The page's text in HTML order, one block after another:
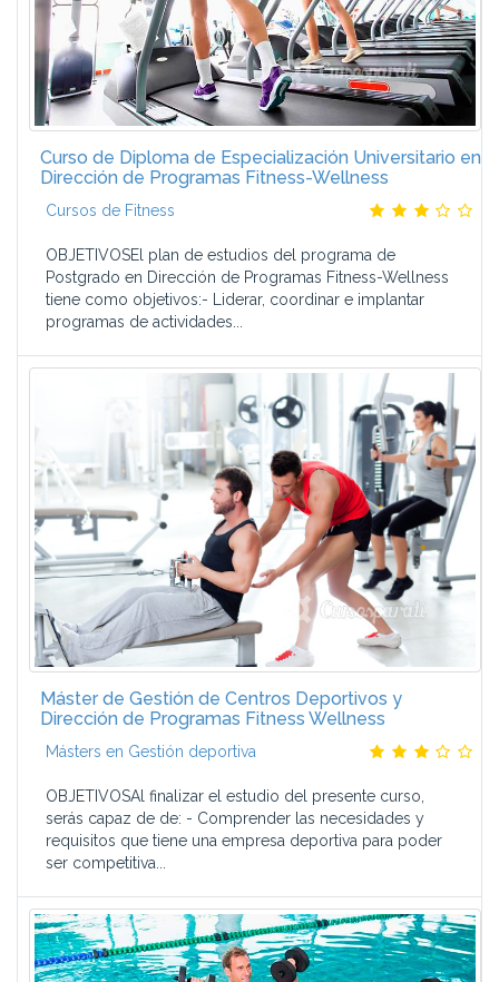
Curso de Diploma de Especialización Universitario en
Dirección de Programas Fitness-Wellness
Cursos de Fitness
OBJETIVOSEl plan de estudios del programa de
Postgrado en Dirección de Programas Fitness-Wellness
tiene como objetivos:- Liderar, coordinar e implantar
programas de actividades...
Máster de Gestión de Centros Deportivos y
Dirección de Programas Fitness Wellness
Másters en Gestión deportiva
OBJETIVOSAl finalizar el estudio del presente curso,
serás capaz de de: - Comprender las necesidades y
requisitos que tiene una empresa deportiva para poder
ser competitiva...